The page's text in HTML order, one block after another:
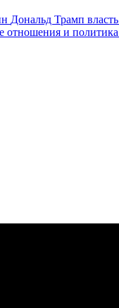
Дональд Трамп власть
отношения и политика